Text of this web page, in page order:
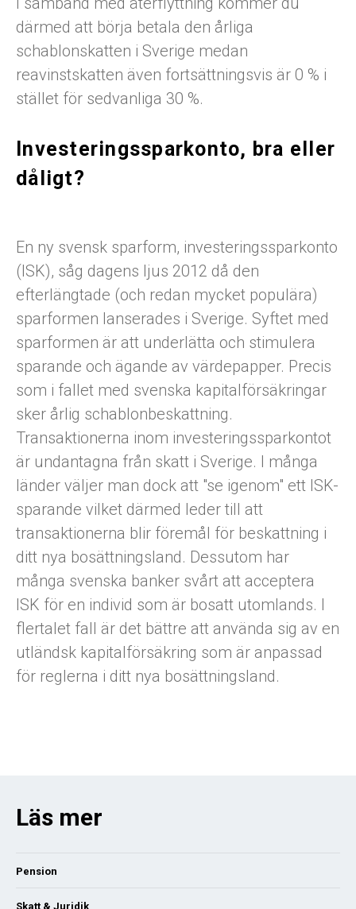
därmed att börja betala den årliga
schablonskatten i Sverige medan
reavinstskatten även fortsättningsvis är 0 % i
stället för sedvanliga 30 %.
dåligt?
En ny svensk sparform, investeringssparkonto
(ISK), såg dagens ljus 2012 då den
efterlängtade (och redan mycket populära)
sparformen lanserades i Sverige. Syftet med
sparformen är att underlätta och stimulera
sparande och ägande av värdepapper. Precis
som i fallet med svenska kapitalförsäkringar
sker årlig schablonbeskattning.
Transaktionerna inom investeringssparkontot
är undantagna från skatt i Sverige. I många
länder väljer man dock att "se igenom" ett ISK-
sparande vilket därmed leder till att
transaktionerna blir föremål för beskattning i
ditt nya bosättningsland. Dessutom har
många svenska banker svårt att acceptera
ISK för en individ som är bosatt utomlands. I
flertalet fall är det bättre att använda sig av en
utländsk kapitalförsäkring som är anpassad
för reglerna i ditt nya bosättningsland.
Läs mer
Pension
Skatt & Juridik